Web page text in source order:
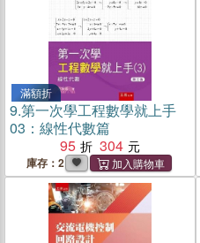
滿額折
9.第一次學工程數學就上手
03：線性代數篇
95
304
庫存：2